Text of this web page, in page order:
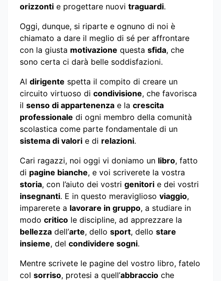
orizzonti e progettare nuovi traguardi.
Oggi, dunque, si riparte e ognuno di noi è
chiamato a dare il meglio di sé per affrontare
con la giusta motivazione questa sfida, che
sono certa ci darà belle soddisfazioni.
Al dirigente spetta il compito di creare un
circuito virtuoso di condivisione, che favorisca
il senso di appartenenza e la crescita
professionale di ogni membro della comunità
scolastica come parte fondamentale di un
sistema di valori e di relazioni.
Cari ragazzi, noi oggi vi doniamo un libro, fatto
di pagine bianche, e voi scriverete la vostra
storia, con l’aiuto dei vostri genitori e dei vostri
insegnanti. E in questo meraviglioso viaggio,
imparerete a lavorare in gruppo, a studiare in
modo critico le discipline, ad apprezzare la
bellezza dell’arte, dello sport, dello stare
insieme, del condividere sogni.
Mentre scrivete le pagine del vostro libro, fatelo
col sorriso, protesi a quell’abbraccio che